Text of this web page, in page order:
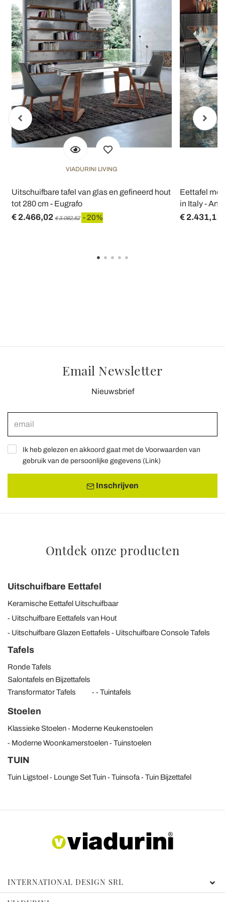
informazioni sul modo in cui utilizza il nostro sito con i
nostri partner che si occupano di analisi dei dati web,
pubblicità e social media, i quali potrebbero combinarle
con altre informazioni che ha fornito loro o che hanno
raccolto dal suo utilizzo dei loro servizi.
VIADURINI LIVING
Uitschuifbare tafel van glas en gefineerd hout
tot 280 cm - Eugrafo
€ 2.466,02 € 3.082,52 - 20%
Eettafel
in Italy -
€ 2.431,11
Email Newsletter
Nieuwsbrief
Ik heb gelezen en akkoord gaat met de Voorwaarden van
gebruik van de persoonlijke gegevens (Link)
Inschrijven
Ontdek onze producten
Uitschuifbare Eettafel
Keramische Eettafel Uitschuifbaar
Uitschuifbare Eettafels van Hout
Uitschuifbare Glazen Eettafels
Uitschuifbare Console Tafels
Tafels
Ronde Tafels
Salontafels en Bijzettafels
Transformator Tafels
Tuintafels
Stoelen
Klassieke Stoelen
Moderne Keukenstoelen
Moderne Woonkamerstoelen
Tuinstoelen
TUIN
Tuin Ligstoel Lounge Set Tuin Tuinsofa Tuin Bijzettafel
INTERNATIONAL DESIGN SRL